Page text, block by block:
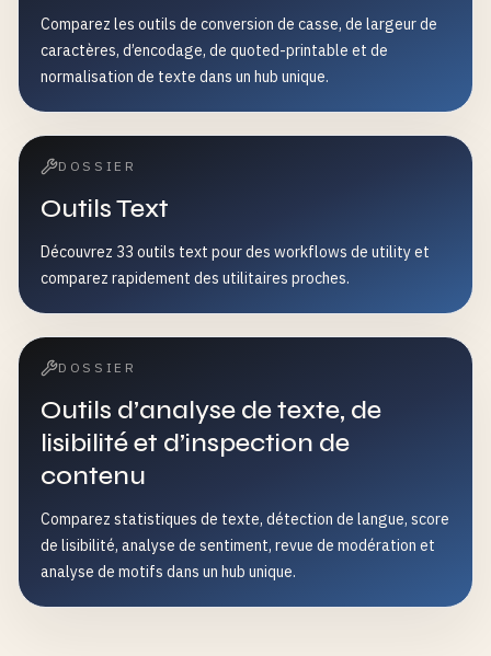
Comparez les outils de conversion de casse, de largeur de
caractères, d’encodage, de quoted-printable et de
normalisation de texte dans un hub unique.
DOSSIER
Outils Text
Découvrez 33 outils text pour des workflows de utility et
comparez rapidement des utilitaires proches.
DOSSIER
Outils d’analyse de texte, de
lisibilité et d’inspection de
contenu
Comparez statistiques de texte, détection de langue, score
de lisibilité, analyse de sentiment, revue de modération et
analyse de motifs dans un hub unique.